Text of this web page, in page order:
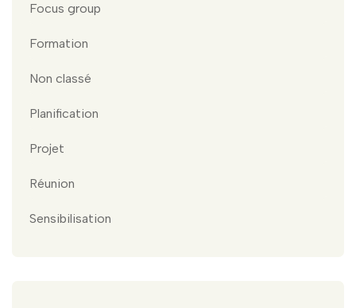
Focus group
Formation
Non classé
Planification
Projet
Réunion
Sensibilisation